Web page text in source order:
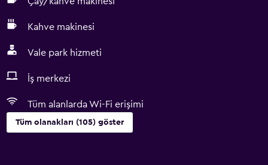
Kahve makinesi
Vale park hizmeti
İş merkezi
Tüm alanlarda Wi-Fi erişimi
Tüm olanakları (105) göster